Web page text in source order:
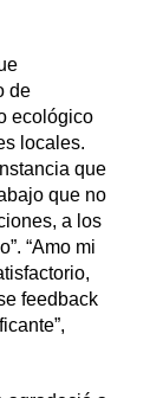
de
ecológico
locales.
que
que no
a los
“Amo mi
feedback